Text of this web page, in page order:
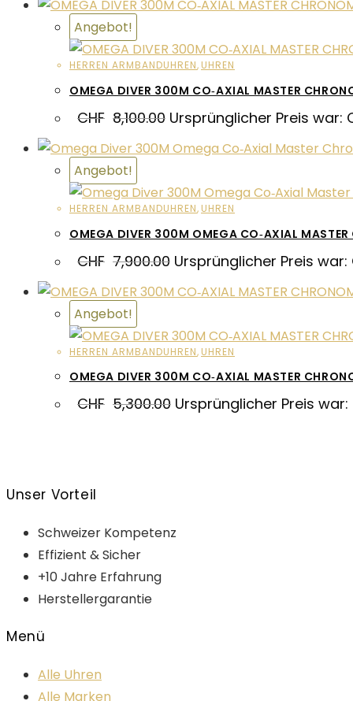
Angebot!
HERREN ARMBANDUHREN, UHREN
OMEGA DIVER 300M CO‑AXIAL MASTER
CHF 8,100.00 Ursprünglicher Preis war:
Angebot!
HERREN ARMBANDUHREN, UHREN
OMEGA DIVER 300M OMEGA CO‑AXIAL
CHF 7,900.00 Ursprünglicher Preis war:
Angebot!
HERREN ARMBANDUHREN, UHREN
OMEGA DIVER 300M CO‑AXIAL MASTER
CHF 5,300.00 Ursprünglicher Preis war:
Unser Vorteil
Schweizer Kompetenz
Effizient & Sicher
+10 Jahre Erfahrung
Herstellergarantie
Menü
Alle Uhren
Alle Marken